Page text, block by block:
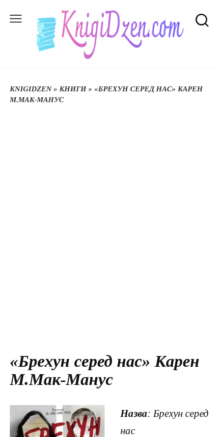
до
KNIGIDZEN» КНИГИ » «БРЕХУН СЕРЕД НАС» КАРЕН
М.МАК-МАНУС
«Брехун серед нас» Карен
М.Мак-Манус
Назва: Брехун серед
нас